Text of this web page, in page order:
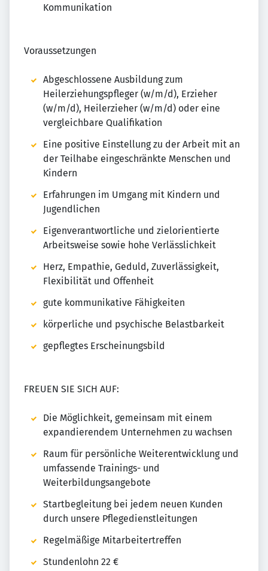
Kommunikation
Voraussetzungen
Abgeschlossene Ausbildung zum
Heilerziehungspfleger (w/m/d), Erzieher
(w/m/d), Heilerzieher (w/m/d) oder eine
vergleichbare Qualifikation
Eine positive Einstellung zu der Arbeit mit an
der Teilhabe eingeschränkte Menschen und
Kindern
Erfahrungen im Umgang mit Kindern und
Jugendlichen
Eigenverantwortliche und zielorientierte
Arbeitsweise sowie hohe Verlässlichkeit
Herz, Empathie, Geduld, Zuverlässigkeit,
Flexibilität und Offenheit
gute kommunikative Fähigkeiten
körperliche und psychische Belastbarkeit
gepflegtes Erscheinungsbild
FREUEN SIE SICH AUF:
Die Möglichkeit, gemeinsam mit einem
expandierendem Unternehmen zu wachsen
Raum für persönliche Weiterentwicklung und
umfassende Trainings- und
Weiterbildungsangebote
Startbegleitung bei jedem neuen Kunden
durch unsere Pflegedienstleitungen
Regelmäßige Mitarbeitertreffen
Stundenlohn 22 €